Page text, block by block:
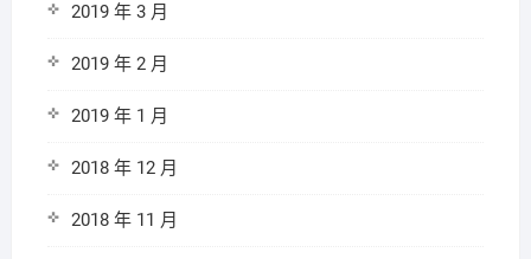
2019 年 3 月
2019 年 2 月
2019 年 1 月
2018 年 12 月
2018 年 11 月